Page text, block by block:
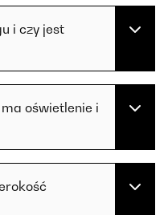
i czy jest
oświetlenie i